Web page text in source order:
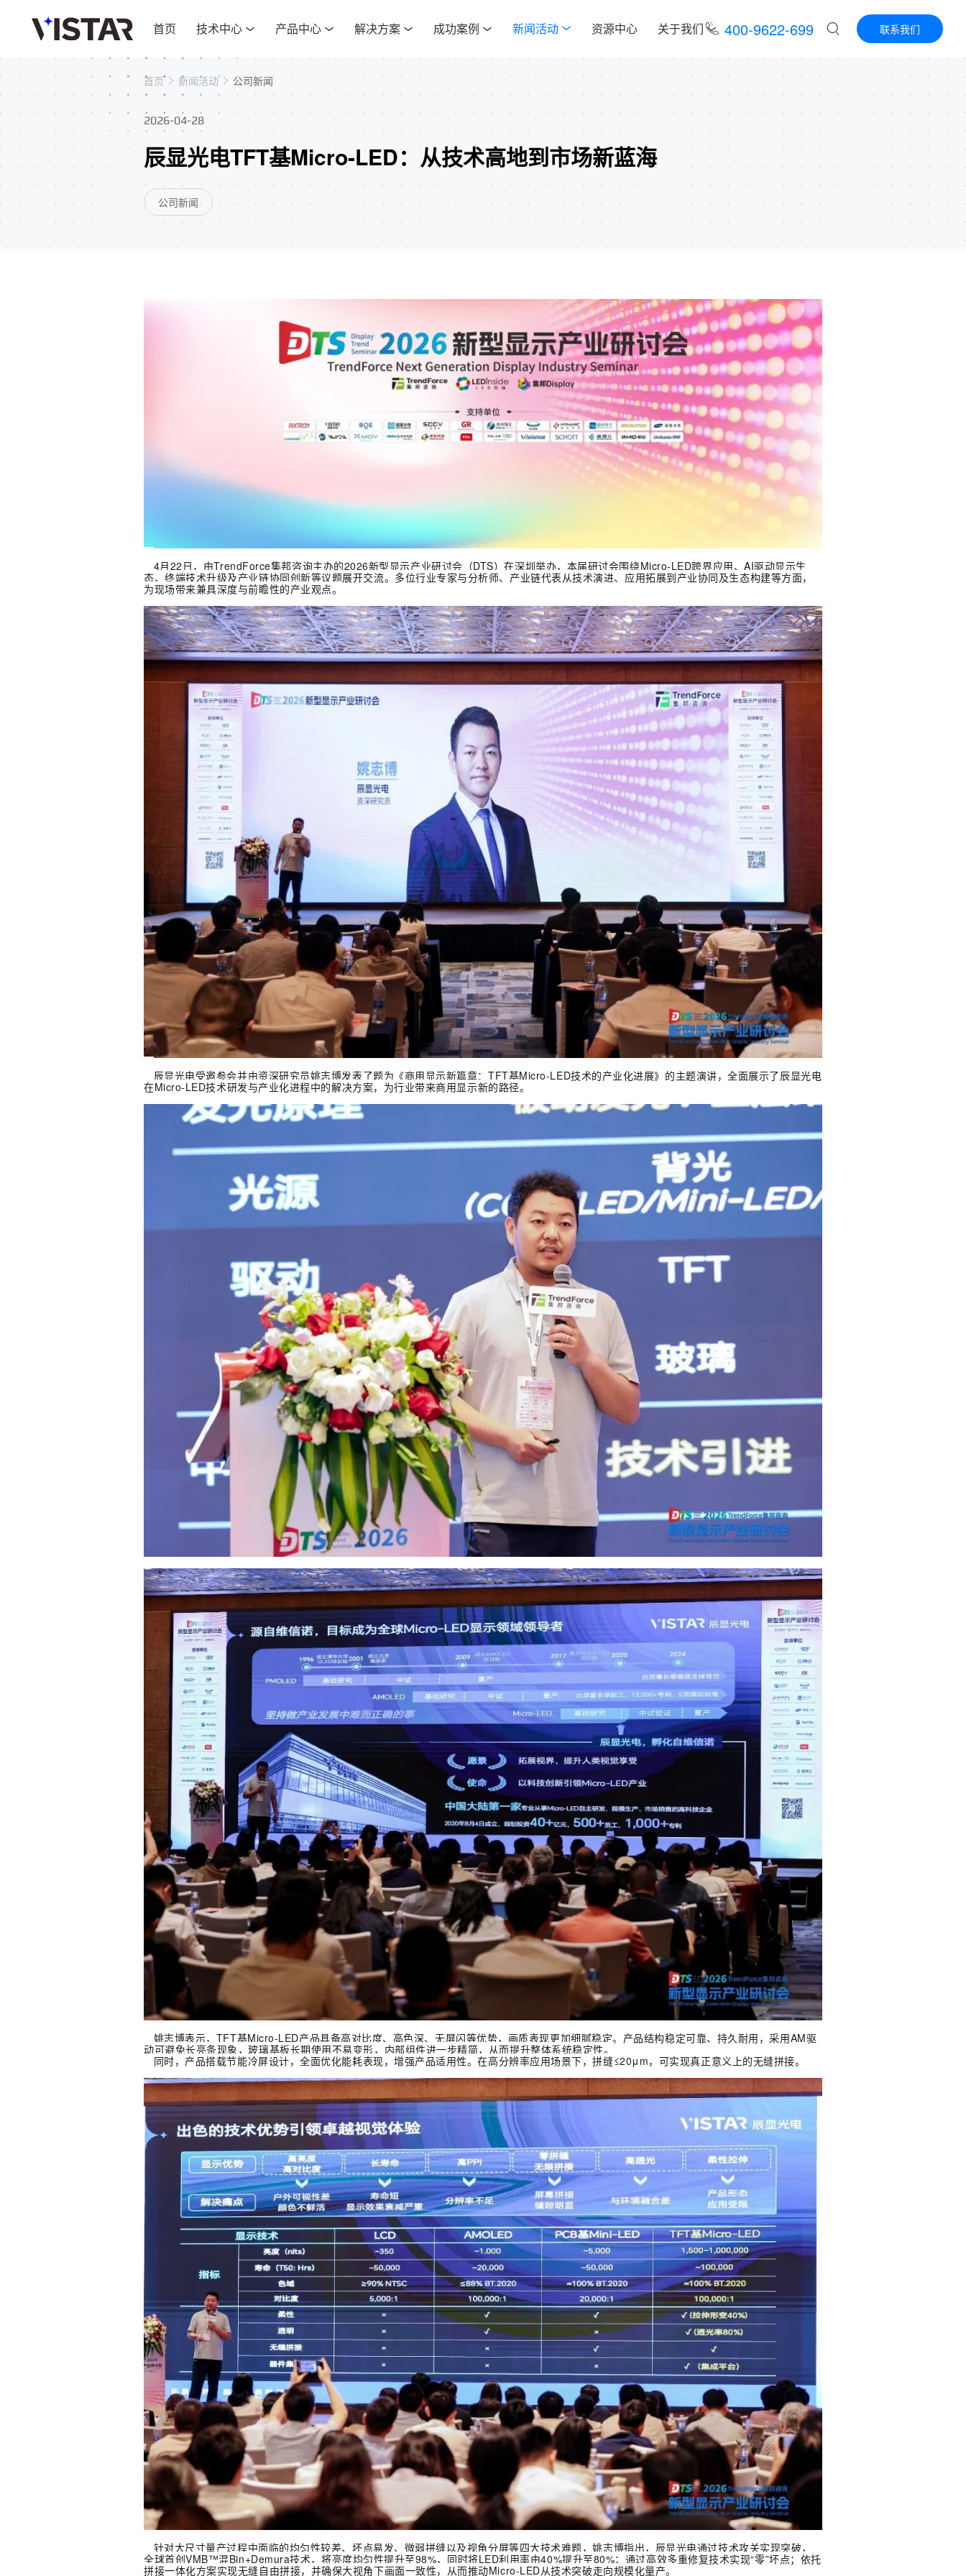
首页 技术中心 产品中心 解决方案 成功案例 新闻活动 资源中心 关于我们 400-9622-699 联系我们
首页 新闻活动 公司新闻
2026-04-28
辰显光电TFT基Micro-LED：从技术高地到市场新蓝海
公司新闻
4月22日，由TrendForce集邦咨询主办的2026新型显示产业研讨会（DTS）在深圳举办，本届研讨会围绕Micro-LED跨界应用、AI驱动显示生
态、终端技术升级及产业链协同创新等议题展开交流。多位行业专家与分析师、产业链代表从技术演进、应用拓展到产业协同及生态构建等方面，
为现场带来兼具深度与前瞻性的产业观点。
辰显光电受邀参会并由资深研究员姚志博发表了题为《商用显示新篇章：TFT基Micro-LED技术的产业化进展》的主题演讲，全面展示了辰显光电
在Micro-LED技术研发与产业化进程中的解决方案，为行业带来商用显示新的路径。
姚志博表示，TFT基Micro-LED产品具备高对比度、高色深、无屏闪等优势，画质表现更加细腻稳定。产品结构稳定可靠、持久耐用，采用AM驱
动可避免长亮条现象，玻璃基板长期使用不易变形，内部组件进一步精简，从而提升整体系统稳定性。
同时，产品搭载节能冷屏设计，全面优化能耗表现，增强产品适用性。在高分辨率应用场景下，拼缝≤20μm，可实现真正意义上的无缝拼接。
针对大尺寸量产过程中面临的均匀性较差、坏点易发、微弱拼缝以及视角分屏等四大技术难题，姚志博指出，辰显光电通过技术攻关实现突破，
全球首创VMB™混Bin+Demura技术，将亮度均匀性提升至98%，同时将LED利用率由40%提升至80%；通过高效多重修复技术实现“零”坏点；依托
拼接一体化方案实现无缝自由拼接，并确保大视角下画面一致性，从而推动Micro-LED从技术突破走向规模化量产。